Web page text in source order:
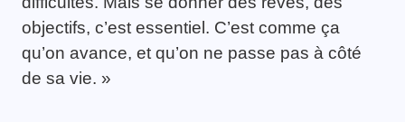
objectifs, c’est essentiel. C’est comme ça
qu’on avance, et qu’on ne passe pas à côté
de sa vie. »